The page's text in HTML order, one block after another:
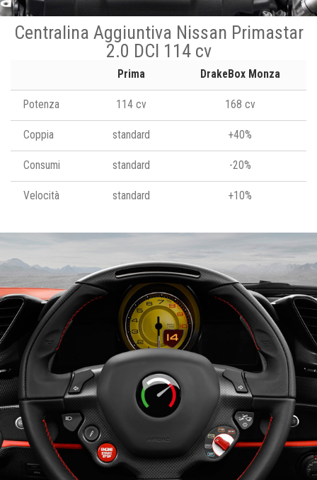
Centralina Aggiuntiva Nissan Primastar
2.0 DCI 114 cv
Prima DrakeBox Monza
Potenza 114 cv 168 cv
Coppia standard +40%
Consumi standard -20%
Velocità standard +10%